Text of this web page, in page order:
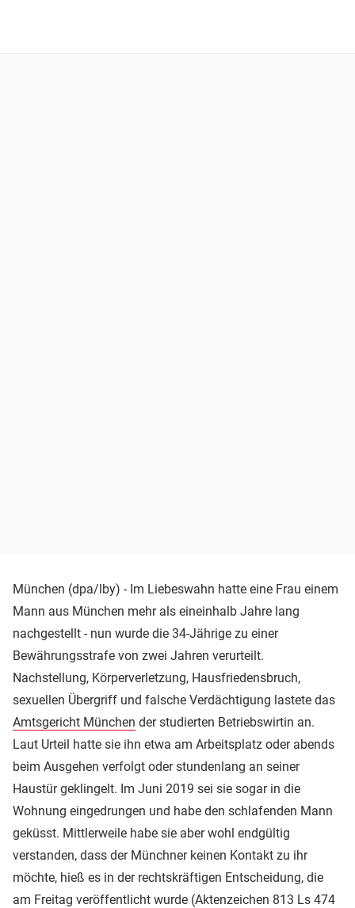
München (dpa/lby) - Im Liebeswahn hatte eine Frau einem
Mann aus München mehr als eineinhalb Jahre lang
nachgestellt - nun wurde die 34-Jährige zu einer
Bewährungsstrafe von zwei Jahren verurteilt.
Nachstellung, Körperverletzung, Hausfriedensbruch,
sexuellen Übergriff und falsche Verdächtigung lastete das
Amtsgericht München der studierten Betriebswirtin an.
Laut Urteil hatte sie ihn etwa am Arbeitsplatz oder abends
beim Ausgehen verfolgt oder stundenlang an seiner
Haustür geklingelt. Im Juni 2019 sei sie sogar in die
Wohnung eingedrungen und habe den schlafenden Mann
geküsst. Mittlerweile habe sie aber wohl endgültig
verstanden, dass der Münchner keinen Kontakt zu ihr
möchte, hieß es in der rechtskräftigen Entscheidung, die
am Freitag veröffentlicht wurde (Aktenzeichen 813 Ls 474